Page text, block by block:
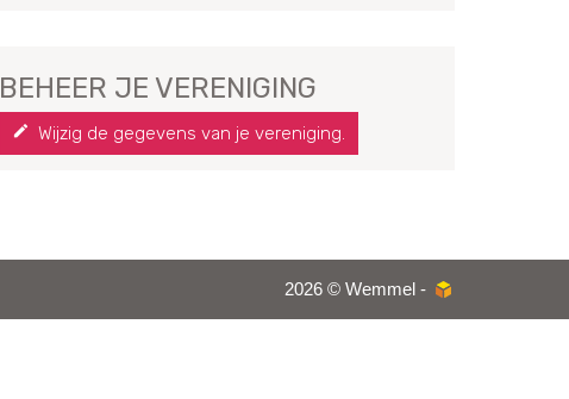
BEHEER JE VERENIGING
Wijzig de gegevens van je vereniging.
2026 © Wemmel -